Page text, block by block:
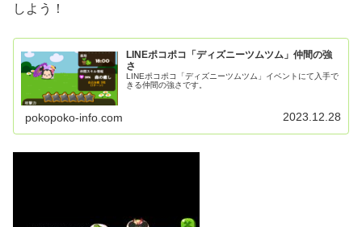
しよう！
LINEポコポコ「ディズニーツムツム」仲間の強
さ
LINEポコポコ「ディズニーツムツム」イベントにて入手で
きる仲間の強さです。
pokopoko-info.com 2023.12.28